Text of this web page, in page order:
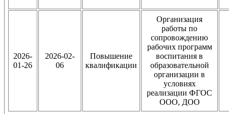
2026-
01-26
2026-02-
06
Повышение
квалификации
Организация
работы по
сопровождению
рабочих программ
воспитания в
образовательной
организации в
условиях
реализации ФГОС
ООО, ДОО